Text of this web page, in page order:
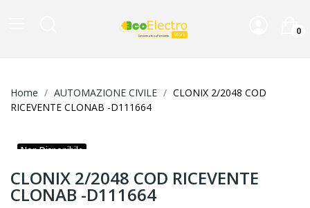
0
Home AUTOMAZIONE CIVILE
CLONIX 2/2048 COD
RICEVENTE CLONAB -D111664
Non Disponibile
CLONIX 2/2048 COD RICEVENTE
CLONAB -D111664